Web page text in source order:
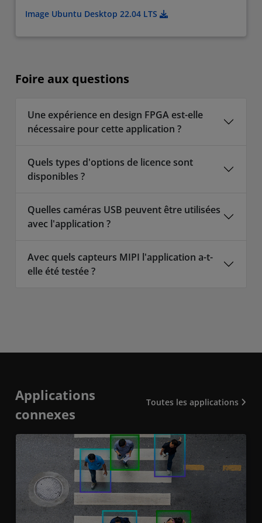
Image Ubuntu Desktop 22.04 LTS
Foire aux questions
Une expérience en design FPGA est-elle
nécessaire pour cette application ?
Quels types d'options de licence sont
disponibles ?
Quelles caméras USB peuvent être utilisées
avec l'application ?
Avec quels capteurs MIPI l'application a-t-
elle été testée ?
Applications
connexes
Toutes les applications